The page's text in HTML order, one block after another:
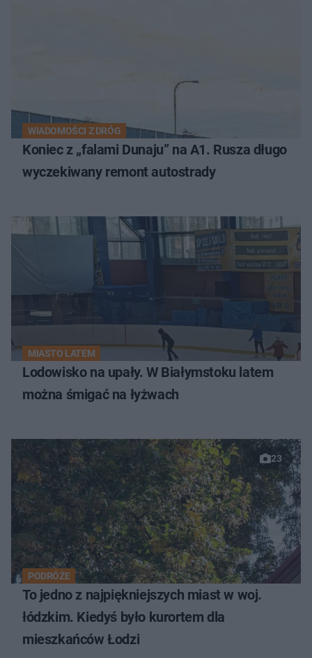
WIADOMOŚCI Z DRÓG
Koniec z „falami Dunaju” na A1. Rusza długo
wyczekiwany remont autostrady
MIASTO LATEM
Lodowisko na upały. W Białymstoku latem
można śmigać na łyżwach
23
PODRÓŻE
To jedno z najpiękniejszych miast w woj.
łódzkim. Kiedyś było kurortem dla
mieszkańców Łodzi